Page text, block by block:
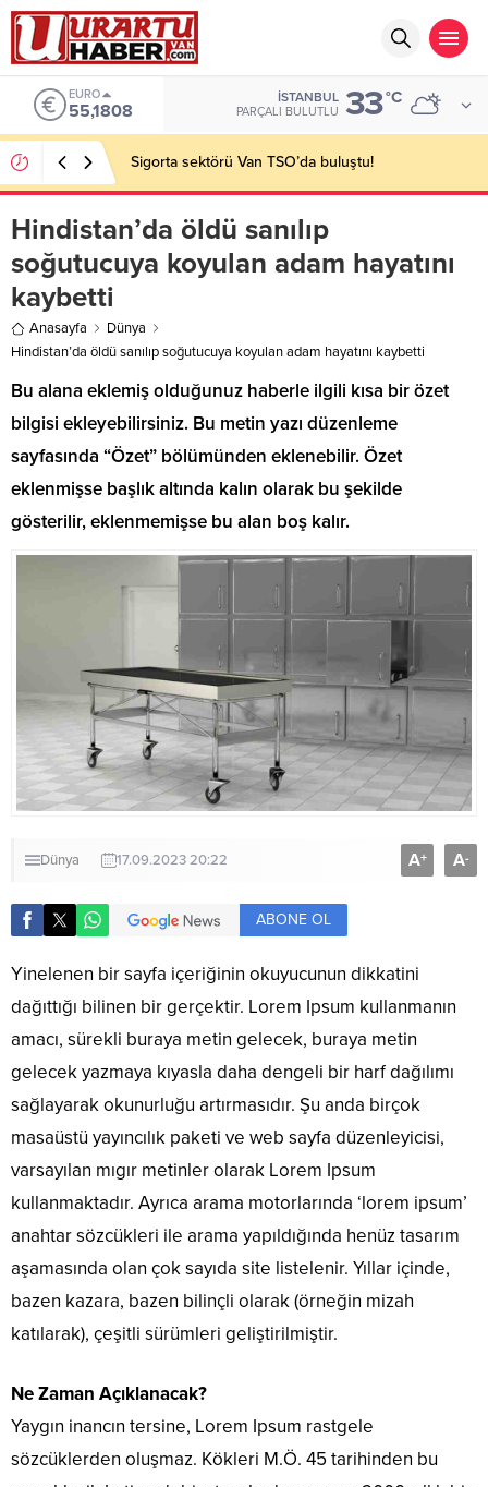
EURO
55,1808
İSTANBUL
PARÇALI BULUTLU 33°C
Sigorta sektörü Van TSO’da buluştu!
Hindistan’da öldü sanılıp
soğutucuya koyulan adam hayatını
kaybetti
Anasayfa
Dünya
Hindistan’da öldü sanılıp soğutucuya koyulan adam hayatını kaybetti
Bu alana eklemiş olduğunuz haberle ilgili kısa bir özet
bilgisi ekleyebilirsiniz. Bu metin yazı düzenleme
sayfasında “Özet” bölümünden eklenebilir. Özet
eklenmişse başlık altında kalın olarak bu şekilde
gösterilir, eklenmemişse bu alan boş kalır.
Dünya 17.09.2023 20:22 A+ A-
ABONE OL
Yinelenen bir sayfa içeriğinin okuyucunun dikkatini
dağıttığı bilinen bir gerçektir. Lorem Ipsum kullanmanın
amacı, sürekli buraya metin gelecek, buraya metin
gelecek yazmaya kıyasla daha dengeli bir harf dağılımı
sağlayarak okunurluğu artırmasıdır. Şu anda birçok
masaüstü yayıncılık paketi ve web sayfa düzenleyicisi,
varsayılan mıgır metinler olarak Lorem Ipsum
kullanmaktadır. Ayrıca arama motorlarında ‘lorem ipsum’
anahtar sözcükleri ile arama yapıldığında henüz tasarım
aşamasında olan çok sayıda site listelenir. Yıllar içinde,
bazen kazara, bazen bilinçli olarak (örneğin mizah
katılarak), çeşitli sürümleri geliştirilmiştir.
Ne Zaman Açıklanacak?
Yaygın inancın tersine, Lorem Ipsum rastgele
sözcüklerden oluşmaz. Kökleri M.Ö. 45 tarihinden bu